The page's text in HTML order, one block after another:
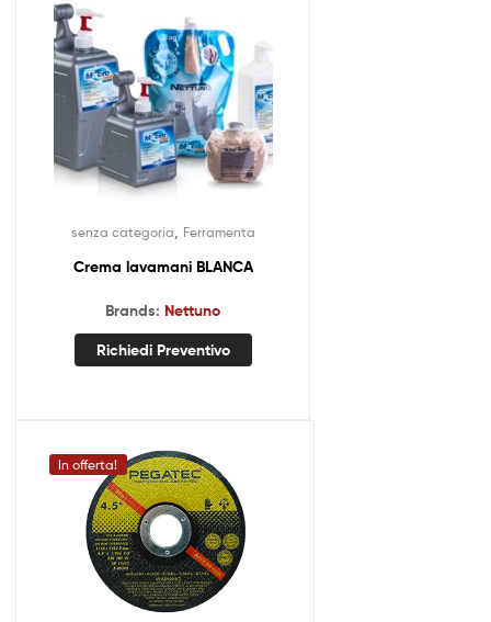
senza categoria Ferramenta
Crema lavamani BLANCA
Brands: Nettuno
Richiedi Preventivo
In offerta!